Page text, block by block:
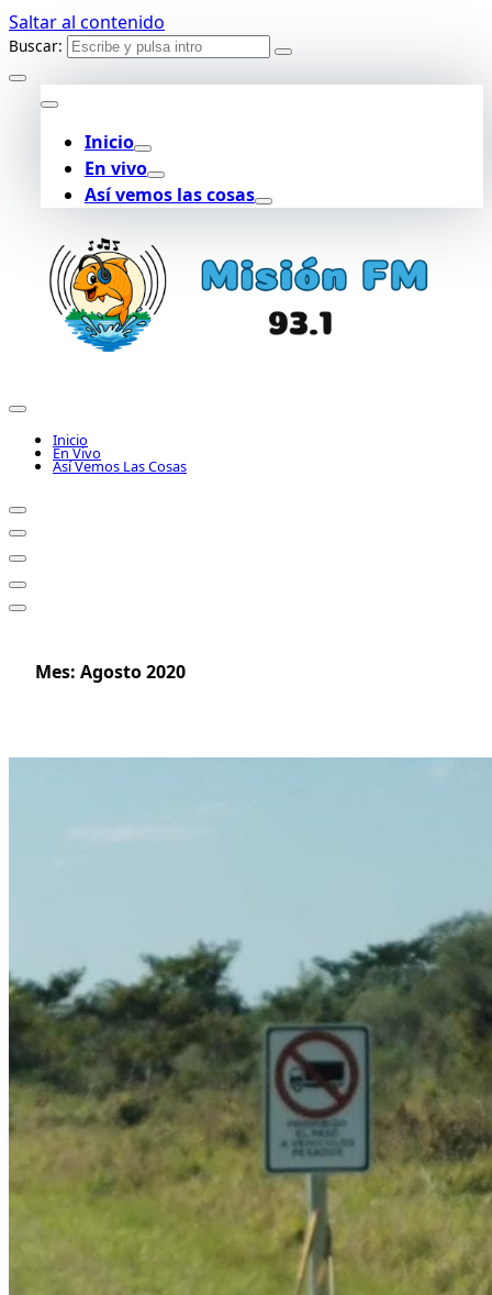
Saltar al contenido
Buscar:
Inicio
En vivo
Así vemos las cosas
Inicio
En Vivo
Así Vemos Las Cosas
Mes: Agosto 2020